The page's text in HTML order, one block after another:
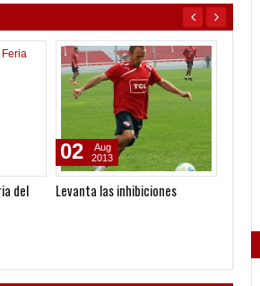
del
Levanta las inhibiciones
02
Aug
2013